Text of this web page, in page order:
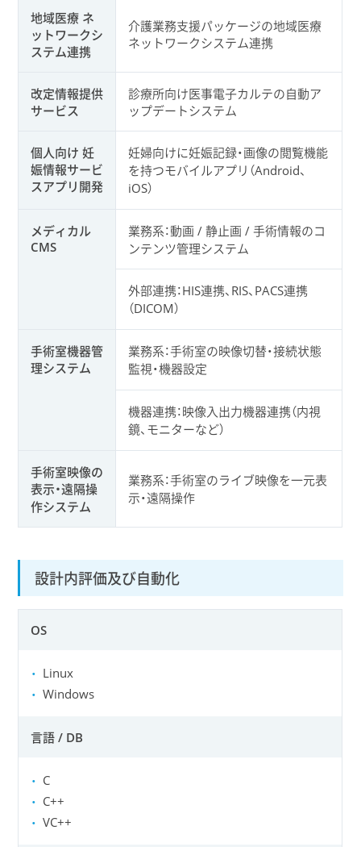
地域医療 ネ
ットワークシ
ステム連携
介護業務支援パッケージの地域医療
ネットワークシステム連携
改定情報提供
サービス
診療所向け医事電子カルテの自動ア
ップデートシステム
個人向け 妊
娠情報サービ
スアプリ開発
妊婦向けに妊娠記録・画像の閲覧機能
を持つモバイルアプリ（Android、
iOS）
メディカル
CMS
業務系：動画 / 静止画 / 手術情報のコ
ンテンツ管理システム
外部連携：HIS連携、RIS、PACS連携
（DICOM）
手術室機器管
理システム
業務系：手術室の映像切替・接続状態
監視・機器設定
機器連携：映像入出力機器連携（内視
鏡、モニターなど）
手術室映像の
表示・遠隔操
作システム
業務系：手術室のライブ映像を一元表
示・遠隔操作
設計内評価及び自動化
OS
Linux
Windows
言語 / DB
C
C++
VC++